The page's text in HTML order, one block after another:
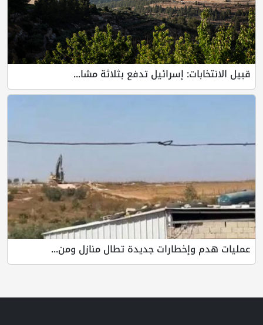
قبيل الانتخابات: إسرائيل تدفع بثلاثة مشا...
عمليات هدم وإخطارات جديدة تطال منازل ومن...